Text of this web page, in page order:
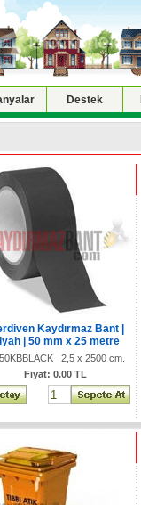
Destek
Kaydırmaz Bant |
| 50 mm x 25 metre
2,5 x 2500 cm.
Fiyat: 0.00 TL